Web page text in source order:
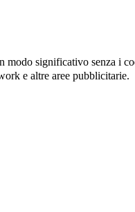
modo significativo senza i
e altre aree pubblicitarie.